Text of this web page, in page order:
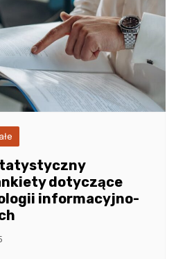
dotyczące
informacyjno-